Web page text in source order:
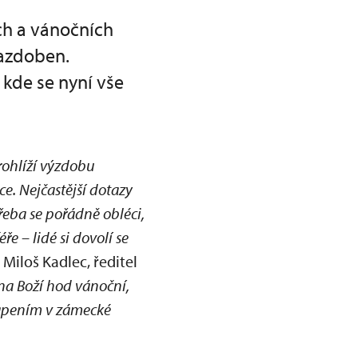
a vánočních
se nyní vše
výzdobu
Nejčastější dotazy
se pořádně obléci,
– lidé si dovolí se
Kadlec, ředitel
Boží hod vánoční,
v zámecké